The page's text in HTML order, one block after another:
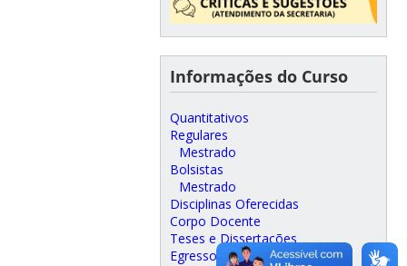
Informações do Curso
Quantitativos
Regulares
Mestrado
Bolsistas
Mestrado
Disciplinas Oferecidas
Corpo Docente
Teses e Dissertações
Egressos